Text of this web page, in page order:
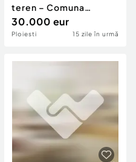
teren – Comuna
Vâlcănești | Prahova
30.000 eur
Ploiesti 15 zile în urmă